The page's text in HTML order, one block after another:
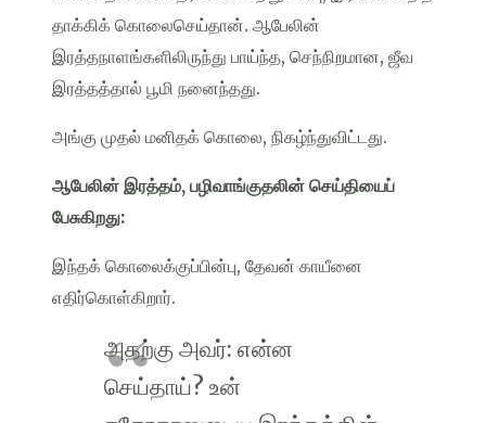
தாக்கிக் கொலைசெய்தான். ஆபேலின்
இரத்தநாளங்களிலிருந்து பாய்ந்த, செந்நிறமான, ஜீவ
இரத்தத்தால் பூமி நனைந்தது.
அங்கு முதல் மனிதக் கொலை, நிகழ்ந்துவிட்டது.
ஆபேலின் இரத்தம், பழிவாங்குதலின் செய்தியைப்
பேசுகிறது:
இந்தக் கொலைக்குப்பின்பு, தேவன் காயீனை
எதிர்கொள்கிறார்.
அதற்கு அவர்: என்ன
செய்தாய்? உன்